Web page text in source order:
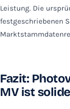
Leistung. Die
festgeschriebenen
Fazit:
MV ist